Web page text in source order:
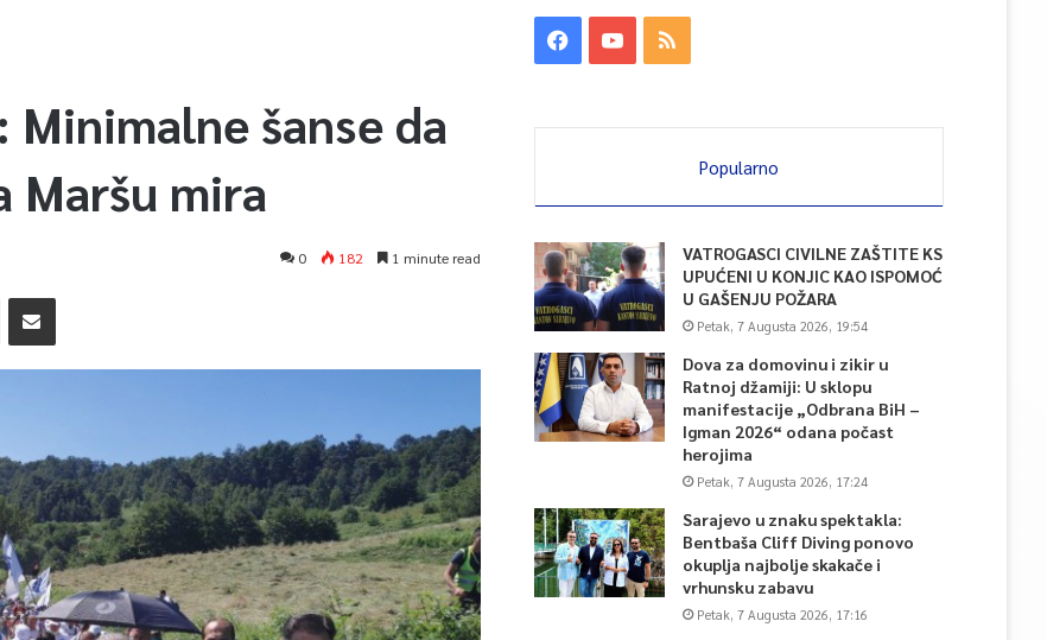
šanse da
Maršu mira
0 182 1 minute read
Popularno
VATROGASCI CIVILNE ZAŠTITE KS
UPUĆENI U KONJIC KAO ISPOMOĆ
U GAŠENJU POŽARA
Petak, 7 Augusta 2026, 19:54
Dova za domovinu i zikir u
Ratnoj džamiji: U sklopu
manifestacije „Odbrana BiH –
Igman 2026“ odana počast
herojima
Petak, 7 Augusta 2026, 17:24
Sarajevo u znaku spektakla:
Bentbaša Cliff Diving ponovo
okuplja najbolje skakače i
vrhunsku zabavu
Petak, 7 Augusta 2026, 17:16